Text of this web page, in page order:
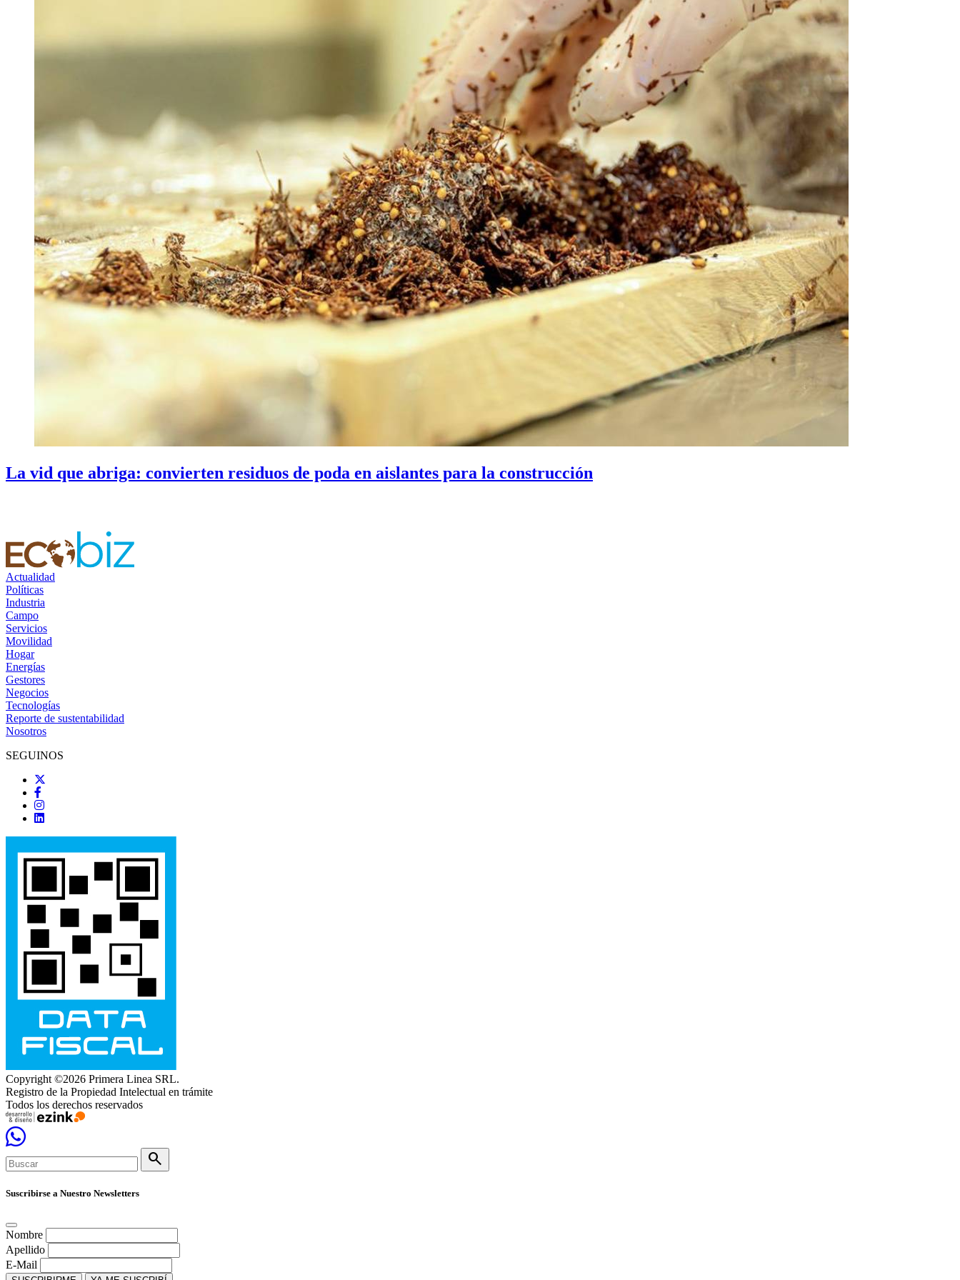
La vid que abriga: convierten residuos de poda en aislantes para la construcción
Actualidad
Políticas
Industria
Campo
Servicios
Movilidad
Hogar
Energías
Gestores
Negocios
Tecnologías
Reporte de sustentabilidad
Nosotros
SEGUINOS
Copyright ©2026 Primera Linea SRL.
Registro de la Propiedad Intelectual en trámite
Todos los derechos reservados
search
Suscribirse a Nuestro Newsletters
Nombre
Apellido
E-Mail